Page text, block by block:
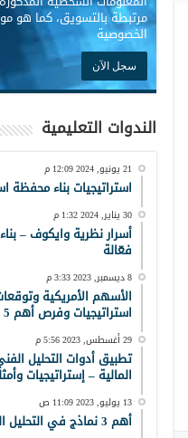
مرتبطة بالتسويق، كما هو
الخصوصية
الندوات التعليمية
21 يونيو, 2024 12:09 م
استراتيجيات بناء محفظة
30 يناير, 2024 1:32 م
أسرار نظرية وايكوف –
فعّالة
8 ديسمبر, 2023 3:33 م
استراتيجيات وفرص أهم 5 أسهم
29 أغسطس, 2023 5:56 م
تطبيق أدوات التحليل
المالية – إستراتيجيات
13 يوليو, 2023 11:09 ص
أهم 3 نماذج في التحليل الفني